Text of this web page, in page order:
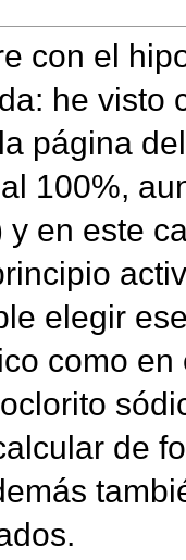
con el
he visto
página
100%,
y en este
elegir
como
de